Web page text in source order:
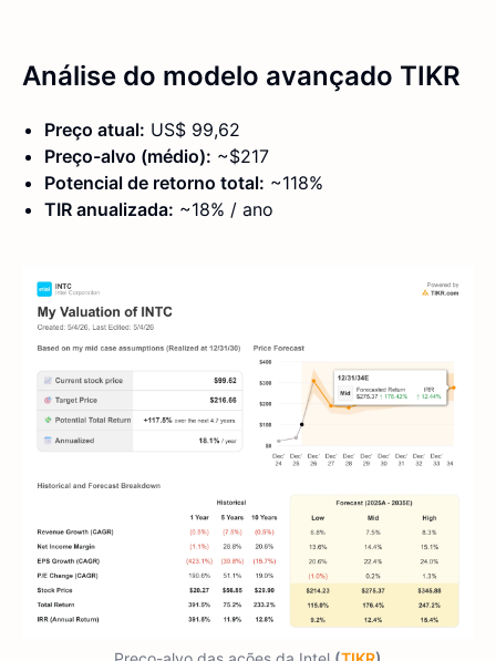
Análise do modelo avançado TIKR
Preço atual: US$ 99,62
Preço-alvo (médio): ~$217
Potencial de retorno total: ~118%
TIR anualizada: ~18% / ano